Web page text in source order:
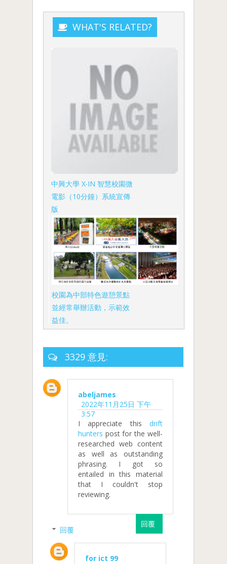
WHAT'S RELATED?
中興大學 X‧IN 智慧校園微
電影（10分鐘）系統宣傳
版
校園為中部特色遊憩景點
並經常舉辦活動，示範效
益佳。
3329 意見:
abeljames
2022年11月25日 下午
3:57
I appreciate this drift
hunters post for the well-
researched web content
as well as outstanding
phrasing. I got so
entailed in this material
that I couldn't stop
reviewing.
回覆
回覆
for ict 99